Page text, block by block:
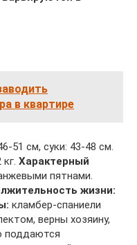
в квартире
51 см, суки: 43-48 см.
Характерный
пятнами.
жизни:
кламбер-спаниели
верны хозяину,
поддаются